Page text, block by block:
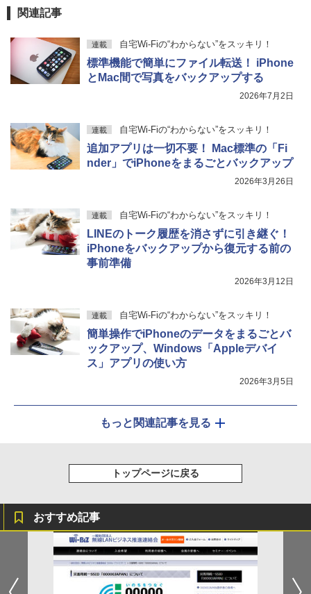
関連記事
連載 自宅Wi-Fiの“わからない”をスッキリ！
標準機能で簡単にファイル転送！ iPhone
とMac間で写真をバックアップする
2026年7月2日
連載 自宅Wi-Fiの“わからない”をスッキリ！
追加アプリは一切不要！ Mac標準の「Fi
nder」でiPhoneをまるごとバックアップ
2026年3月26日
連載 自宅Wi-Fiの“わからない”をスッキリ！
LINEのトーク履歴を消さずに引き継ぐ！
iPhoneをバックアップから復元する前の
事前準備
2026年3月12日
連載 自宅Wi-Fiの“わからない”をスッキリ！
簡単操作でiPhoneのデータをまるごとバ
ックアップ、Windows「Appleデバイ
ス」アプリの使い方
2026年3月5日
もっと関連記事を見る
トップページに戻る
おすすめ記事